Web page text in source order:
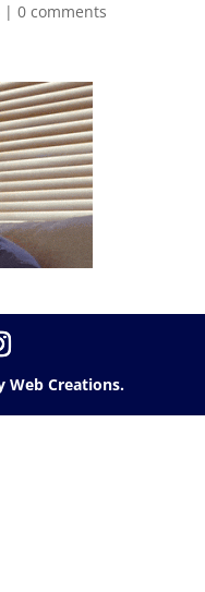
| 0 comments
Web Creations.